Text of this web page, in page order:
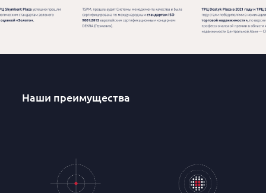
Наши преимущества